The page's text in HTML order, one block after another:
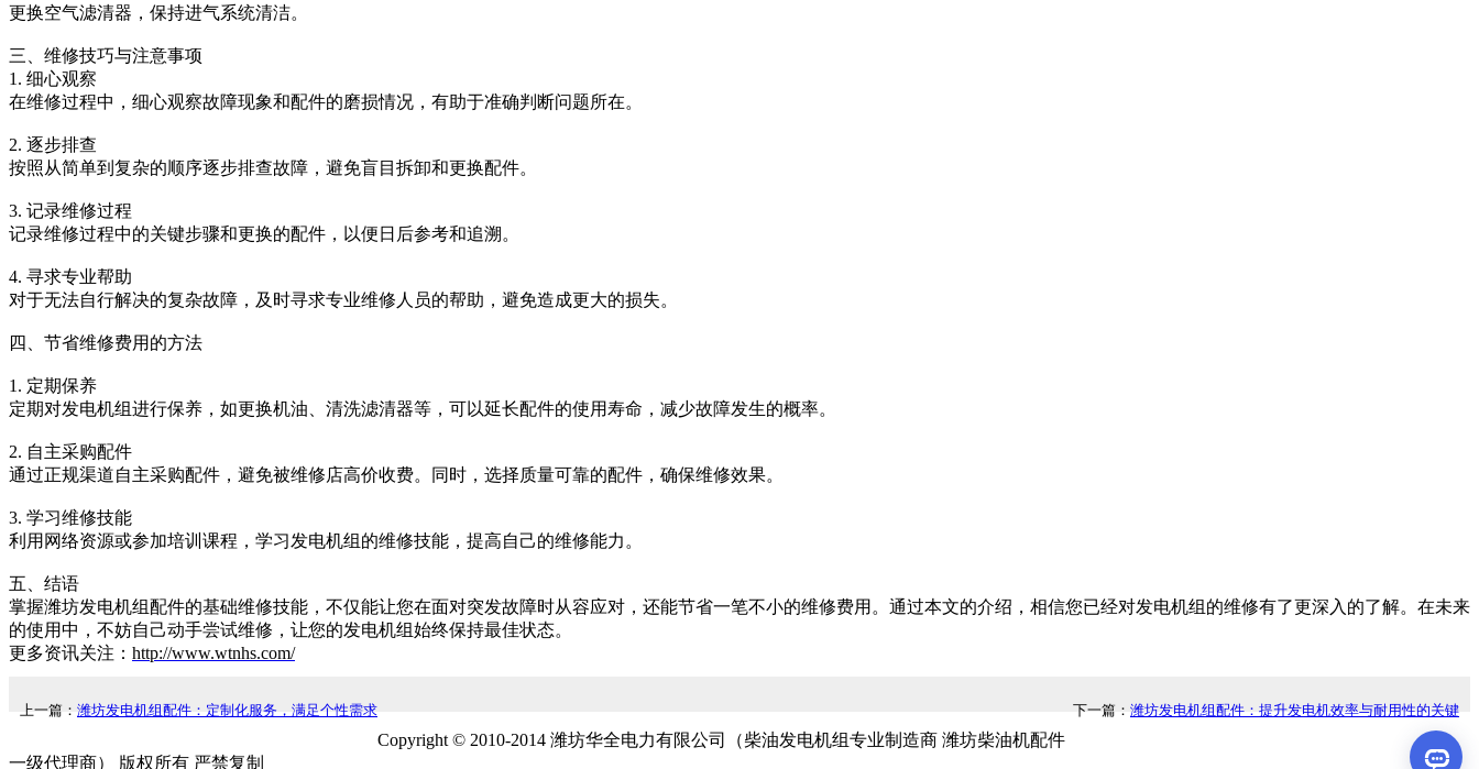
更换空气滤清器，保持进气系统清洁。
三、维修技巧与注意事项
1. 细心观察
在维修过程中，细心观察故障现象和配件的磨损情况，有助于准确判断问题所在。
2. 逐步排查
按照从简单到复杂的顺序逐步排查故障，避免盲目拆卸和更换配件。
3. 记录维修过程
记录维修过程中的关键步骤和更换的配件，以便日后参考和追溯。
4. 寻求专业帮助
对于无法自行解决的复杂故障，及时寻求专业维修人员的帮助，避免造成更大的损失。
四、节省维修费用的方法
1. 定期保养
定期对发电机组进行保养，如更换机油、清洗滤清器等，可以延长配件的使用寿命，减少故障发生的概率。
2. 自主采购配件
通过正规渠道自主采购配件，避免被维修店高价收费。同时，选择质量可靠的配件，确保维修效果。
3. 学习维修技能
利用网络资源或参加培训课程，学习发电机组的维修技能，提高自己的维修能力。
五、结语
掌握潍坊发电机组配件的基础维修技能，不仅能让您在面对突发故障时从容应对，还能节省一笔不小的维修费用。通过本文的介绍，相信您已经对发电机组的维修有了更深入的了解。在未来
的使用中，不妨自己动手尝试维修，让您的发电机组始终保持最佳状态。
更多资讯关注： http://www.wtnhs.com/
上一篇： 潍坊发电机组配件：定制化服务，满足个性需求 下一篇： 潍坊发电机组配件：提升发电机效率与耐用性的关键
Copyright © 2010-2014 潍坊华全电力有限公司（柴油发电机组专业制造商 潍坊柴油机配件
一级代理商） 版权所有 严禁复制